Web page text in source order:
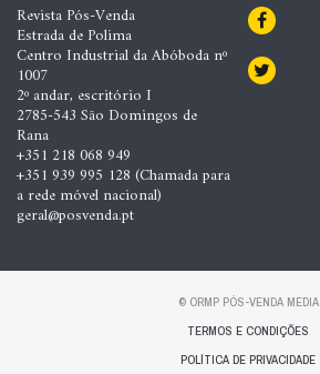
Revista Pós-Venda
Estrada de Polima
Centro Industrial da Abóboda nº
1007
2º andar, escritório I
2785-543 São Domingos de
Rana
+351 218 068 949
+351 939 995 128 (Chamada para
a rede móvel nacional)
geral@posvenda.pt
© ORMP PÓS-VENDA MEDIA
TERMOS E CONDIÇÕES
POLÍTICA DE PRIVACIDADE